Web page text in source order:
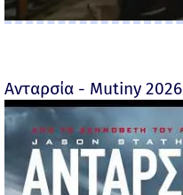
Ανταρσία - Mutiny 2026